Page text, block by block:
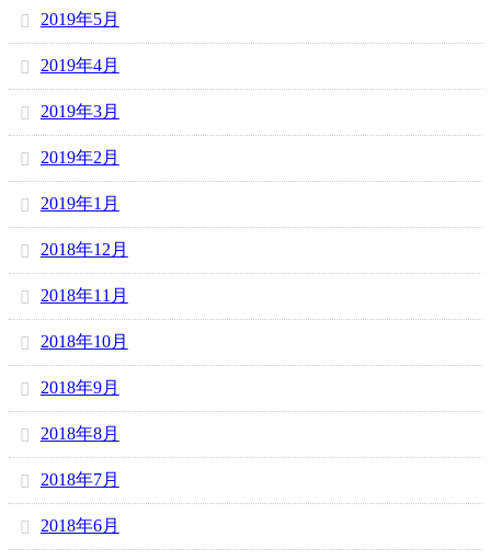
2019年5月
2019年4月
2019年3月
2019年2月
2019年1月
2018年12月
2018年11月
2018年10月
2018年9月
2018年8月
2018年7月
2018年6月